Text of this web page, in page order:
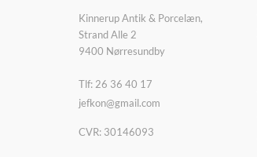
Kinnerup Antik & Porcelæn,
Strand Alle 2
9400 Nørresundby
Tlf: 26 36 40 17
jefkon@gmail.com
CVR: 30146093